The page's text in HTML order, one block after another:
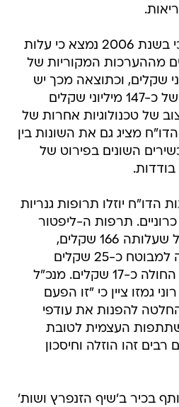
ממצאי הדו"ח מראים כי בשנת 2006 נמצא כי עלות
מההערכות המקוריות של
ב-143 מיליוני שקלים, וכתוצאה מכך יש
עודף בתקצוב תרופות של כ-147 מיליוני שקלים
של טכנולוגיות אחרות של
מציג גם את השונות בין
השונים בפירוט של
בודדות.
הדו"ח יוזלו תרופות גנריות
תרפות ה-ליפטור
להורדת רמת כולסטרול שעלותה 166 שקלים,
לדוגמא, עלתה עד עתה למבוטח כ-25 שקלים
ולאחר ההפחתה ישלם החולה כ-17 שקלים. מנכ"ל
גמזו ציין כי "זו הפעם
להפנות את עודפי
העצמית לטובת
רבים זהו הוזלה וחיסכון
בכיר ב'שיף הזנפרץ ושות'